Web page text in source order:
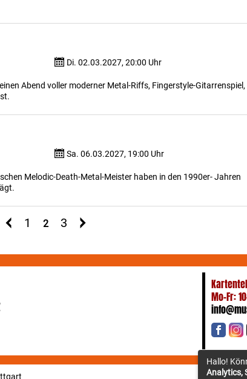
Di. 02.03.2027, 20:00 Uhr
Abend voller moderner Metal-Riffs, Fingerstyle-Gitarrenspiel,
Sa. 06.03.2027, 19:00 Uhr
Melodic-Death-Metal-Meister haben in den 1990er- Jahren
1 2 3
Mo-Fr:
Hallo!
Analytics,